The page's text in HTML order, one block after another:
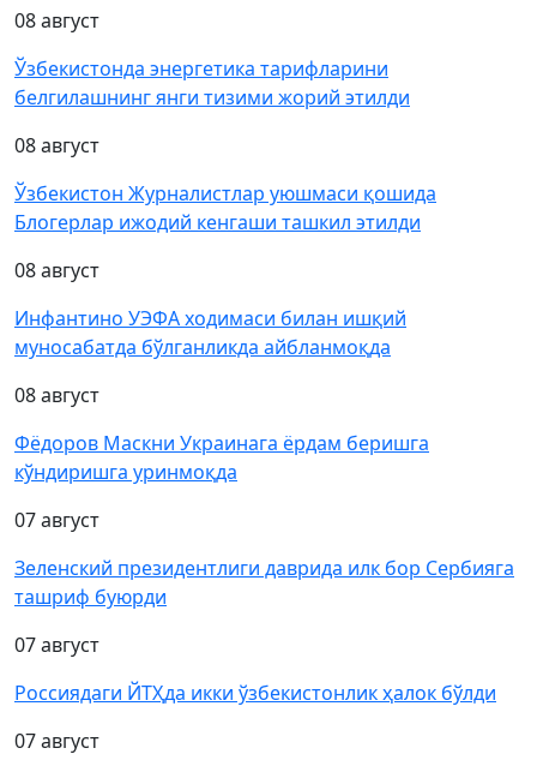
08 август
Ўзбекистонда энергетика тарифларини
белгилашнинг янги тизими жорий этилди
08 август
Ўзбекистон Журналистлар уюшмаси қошида
Блогерлар ижодий кенгаши ташкил этилди
08 август
Инфантино УЭФА ходимаси билан ишқий
муносабатда бўлганликда айбланмоқда
08 август
Фёдоров Маскни Украинага ёрдам беришга
кўндиришга уринмоқда
07 август
Зеленский президентлиги даврида илк бор Сербияга
ташриф буюрди
07 август
Россиядаги ЙТҲда икки ўзбекистонлик ҳалок бўлди
07 август